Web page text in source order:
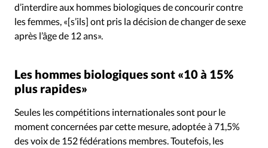
d’interdire aux hommes biologiques de concourir contre
les femmes, «[s’ils] ont pris la décision de changer de sexe
après l’âge de 12 ans».
Les hommes biologiques sont «10 à 15%
plus rapides»
Seules les compétitions internationales sont pour le
moment concernées par cette mesure, adoptée à 71,5%
des voix de 152 fédérations membres. Toutefois, les